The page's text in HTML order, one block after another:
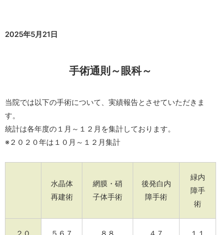
2025年5月21日
手術通則～眼科～
当院では以下の手術について、実績報告とさせていただきま
す。
統計は各年度の１月～１２月を集計しております。
※２０２０年は１０月～１２月集計
水晶体
再建術
網膜・硝
子体手術
後発白内
障手術
緑内
障手
術